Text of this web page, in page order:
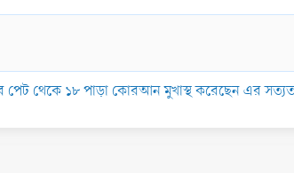
পেট থেকে ১৮ পাড়া কোরআন মুখাস্থ করেছেন এর